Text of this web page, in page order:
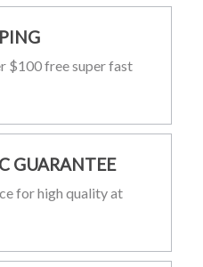
$100 free super fast
GUARANTEE
for high quality at